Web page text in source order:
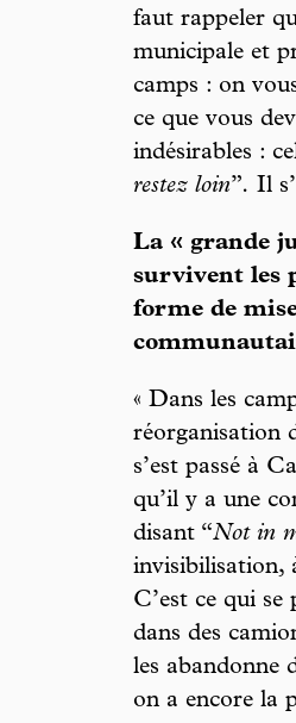
faut rappeler
municipale et
camps : on
ce que vous
indésirables :
restez loin”. Il
La « grande
survivent les
forme de
« Dans les
réorganisation
s’est passé à
qu’il y a une
disant “Not in
invisibilisation,
C’est ce qui
dans des
les abandonne
on a encore la